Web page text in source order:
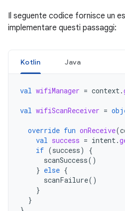
Il seguente codice fornisce un
implementare questi passaggi:
Kotlin Java
val wifiManager = context.
val wifiScanReceiver =
override fun onReceive(
val success = intent.
if (success)
{
scanSuccess()
} else {
scanFailure()
}
}